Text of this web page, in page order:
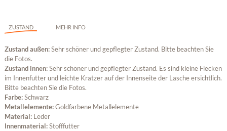
ZUSTAND MEHR INFO
Zustand außen:Sehr schöner und gepflegter Zustand. Bitte beachten Sie
die Fotos.
Zustand innen:Sehr schöner und gepflegter Zustand. Es sind kleine Flecken
im Innenfutter und leichte Kratzer auf der Innenseite der Lasche ersichtlich.
Bitte beachten Sie die Fotos.
Farbe:Schwarz
Metallelemente:Goldfarbene Metallelemente
Material: Leder
Innenmaterial:Stofffutter